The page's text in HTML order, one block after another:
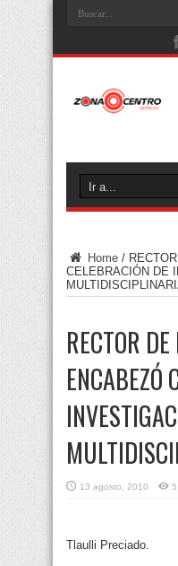
Home /
CELEBRACIÓN DE
RECTOR
ENCABEZÓ
13 agosto, 2010
Tlaulli Preciado.